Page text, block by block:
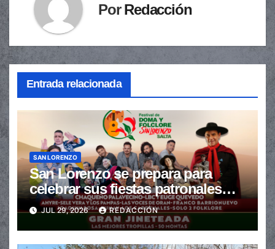
PorRedacción
Entrada relacionada
SAN LORENZO
San Lorenzo se prepara para
celebrar sus fiestas patronales
con un gran festival de Doma y
Folclore
JUL 29, 2026 REDACCIÓN